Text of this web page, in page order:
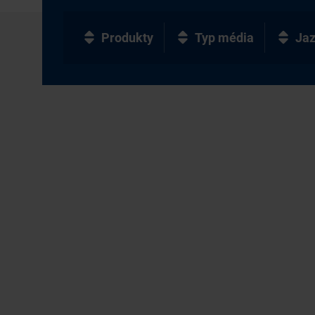
Produkty Typ média